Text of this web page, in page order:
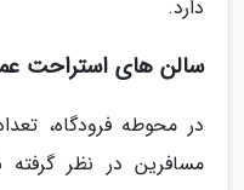
دارد.
سالن های استراحت
در محوطه فرودگاه،
مسافرین در نظر